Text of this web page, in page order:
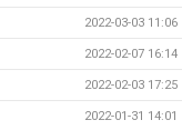
2022-03-03 11:06
2022-02-07 16:14
2022-02-03 17:25
2022-01-31 14:01